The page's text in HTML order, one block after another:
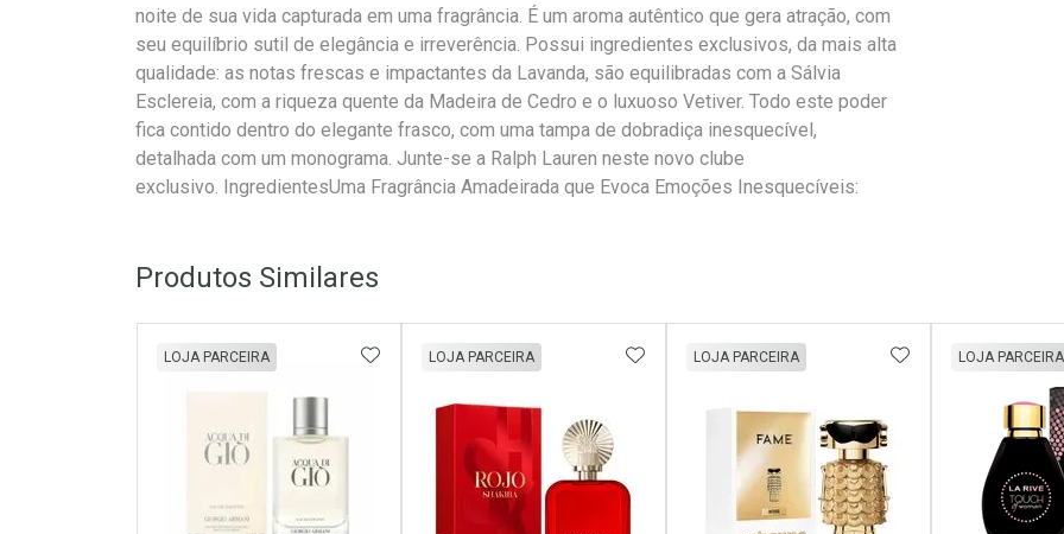
noite de sua vida capturada em uma fragrância. É um aroma autêntico que gera atração, com
seu equilíbrio sutil de elegância e irreverência. Possui ingredientes exclusivos, da mais alta
qualidade: as notas frescas e impactantes da Lavanda, são equilibradas com a Sálvia
Esclereia, com a riqueza quente da Madeira de Cedro e o luxuoso Vetiver. Todo este poder
fica contido dentro do elegante frasco, com uma tampa de dobradiça inesquecível,
detalhada com um monograma. Junte-se a Ralph Lauren neste novo clube
exclusivo. IngredientesUma Fragrância Amadeirada que Evoca Emoções Inesquecíveis:
Produtos Similares
LOJA PARCEIRA ADICIONAR AOS FAVORITOS
LOJA PARCEIRA ADICIONAR AOS FAVORITOS
LOJA PARCEIRA ADICIONAR AOS
LOJA PARCEIRA